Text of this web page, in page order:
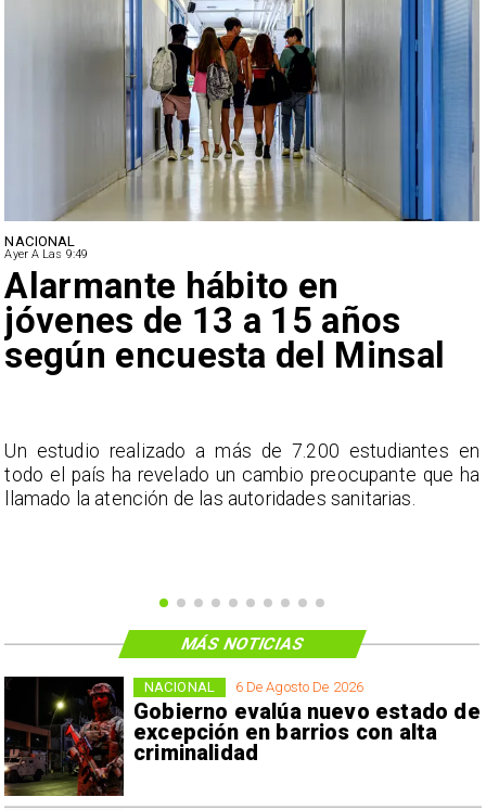
NACIONAL
Ayer A Las 9:49
Alarmante hábito en
jóvenes de 13 a 15 años
según encuesta del Minsal
Un estudio realizado a más de 7.200 estudiantes en
todo el país ha revelado un cambio preocupante que ha
llamado la atención de las autoridades sanitarias.
6 De Agosto De 2026
Gobierno evalúa nuevo estado de
excepción en barrios con alta
criminalidad
NACIONAL
MÁS NOTICIAS